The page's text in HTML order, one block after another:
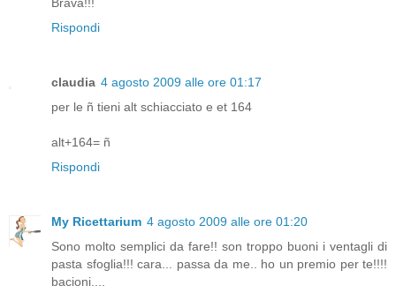
Rispondi
claudia 4 agosto 2009 alle ore 01:17
per le ñ tieni alt schiacciato e et 164
alt+164= ñ
Rispondi
My Ricettarium 4 agosto 2009 alle ore 01:20
Sono molto semplici da fare!! son troppo buoni i ventagli di
pasta sfoglia!!! cara... passa da me.. ho un premio per te!!!!
bacioni....